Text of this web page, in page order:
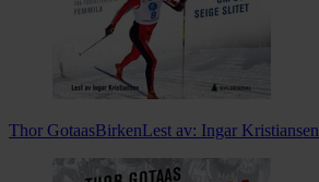
Thor GotaasBirkenLest av: Ingar Kristiansen